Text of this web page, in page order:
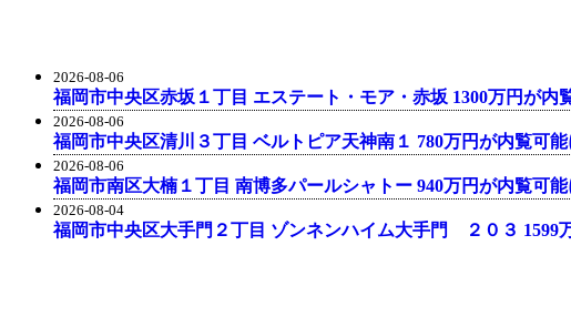
2026-08-06
福岡市中央区赤坂１丁目 エステート・モア・赤坂 1300万円が内
2026-08-06
福岡市中央区清川３丁目 ベルトピア天神南１ 780万円が内覧可能
2026-08-06
福岡市南区大楠１丁目 南博多パールシャトー 940万円が内覧可能
2026-08-04
福岡市中央区大手門２丁目 ゾンネンハイム大手門 ２０３ 1599